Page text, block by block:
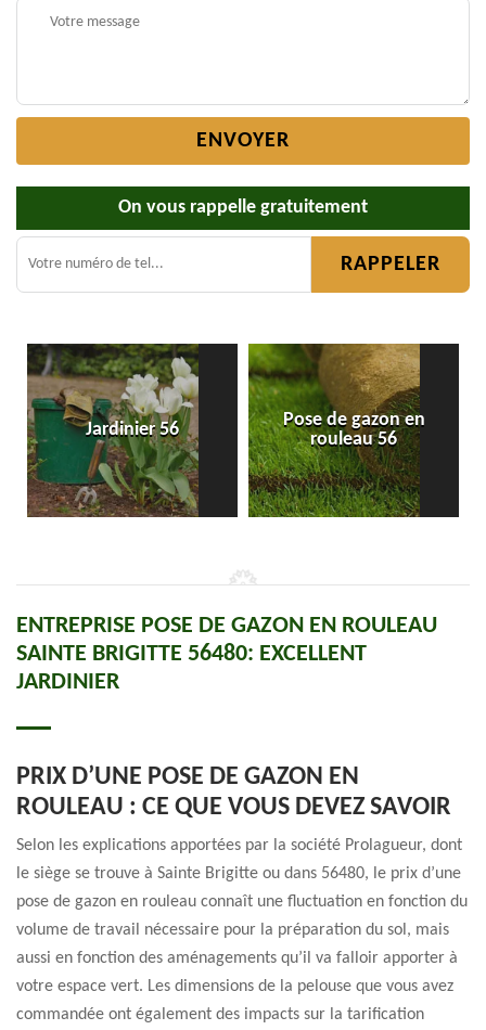
On vous rappelle gratuitement
Jardinier 56
Pose de gazon en
rouleau 56
ENTREPRISE POSE DE GAZON EN ROULEAU
SAINTE BRIGITTE 56480: EXCELLENT
JARDINIER
PRIX D’UNE POSE DE GAZON EN
ROULEAU : CE QUE VOUS DEVEZ SAVOIR
Selon les explications apportées par la société Prolagueur, dont
le siège se trouve à Sainte Brigitte ou dans 56480, le prix d’une
pose de gazon en rouleau connaît une fluctuation en fonction du
volume de travail nécessaire pour la préparation du sol, mais
aussi en fonction des aménagements qu’il va falloir apporter à
votre espace vert. Les dimensions de la pelouse que vous avez
commandée ont également des impacts sur la tarification